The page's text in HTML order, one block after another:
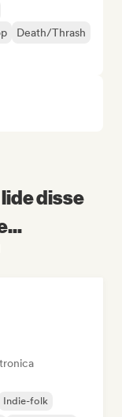
Death/Thrash
disse
Indie-folk